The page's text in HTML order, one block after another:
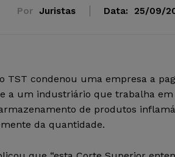
Por Juristas Data: 25/09/
TST condenou uma empresa a
a um industriário que trabalha em
de produtos
da quantidade.